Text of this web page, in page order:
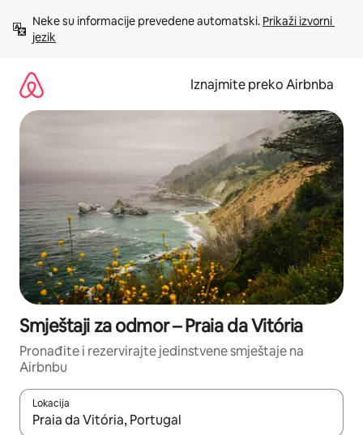
sadržaj
Neke su informacije prevedene automatski. Prikaži izvorni
jezik
Iznajmite preko Airbnba
Smještaji za odmor – Praia da Vitória
Pronađite i rezervirajte jedinstvene smještaje na
Airbnbu
Lokacija
Kada budu dostupni rezultati, moći ćete ih pregledati